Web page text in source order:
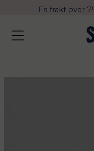
Fri frakt över
Leverans 2-4